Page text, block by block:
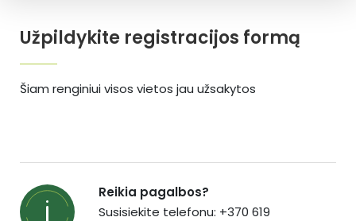
Užpildykite registracijos formą
Šiam renginiui visos vietos jau užsakytos
Reikia pagalbos?
Susisiekite telefonu: +370 619